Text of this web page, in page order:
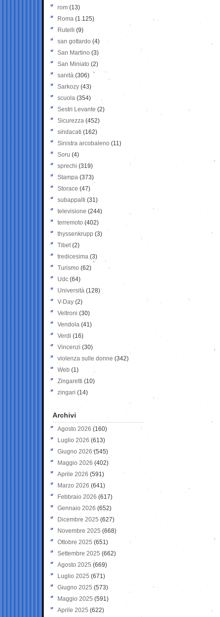
rom (13)
Roma (1.125)
Rutelli (9)
san gottardo (4)
San Martino (3)
San Miniato (2)
sanità (306)
Sarkozy (43)
scuola (354)
Sestri Levante (2)
Sicurezza (452)
sindacati (162)
Sinistra arcobaleno (11)
Soru (4)
sprechi (319)
Stampa (373)
Storace (47)
subappalti (31)
televisione(244)
terremoto (402)
thyssenkrupp (3)
Tibet(2)
tredicesima (3)
Turismo (62)
Udc (64)
Università (128)
V-Day (2)
Veltroni (30)
Vendola (41)
Verdi (16)
Vincenzi (30)
violenza sulle donne (342)
Web (1)
Zingaretti (10)
zingari (14)
Archivi
Agosto 2026 (160)
Luglio 2026 (613)
Giugno 2026 (545)
Maggio 2026 (402)
Aprile 2026 (591)
Marzo 2026 (641)
Febbraio 2026 (617)
Gennaio 2026 (652)
Dicembre 2025 (627)
Novembre 2025 (668)
Ottobre 2025 (651)
Settembre 2025 (662)
Agosto 2025 (669)
Luglio 2025 (671)
Giugno 2025 (573)
Maggio 2025 (591)
Aprile 2025 (622)